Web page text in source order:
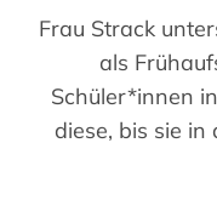
Frau Strack
als
Schüler*innen
diese, bis sie in